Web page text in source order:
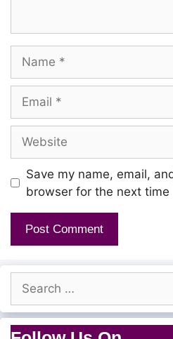
Save my name, email,
browser for the next time
for: